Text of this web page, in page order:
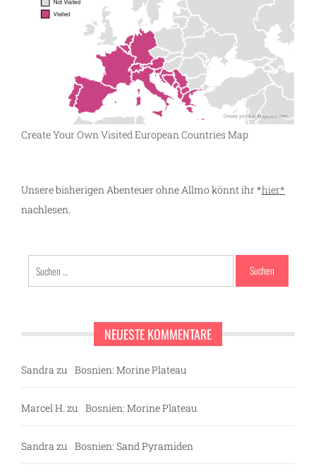
Create Your Own Visited European Countries Map
Unsere bisherigen Abenteuer ohne Allmo könnt ihr *hier*
nachlesen.
nach:
NEUESTE KOMMENTARE
Sandra zu Bosnien: Morine Plateau
Marcel H. zu Bosnien: Morine Plateau
Sandra zu Bosnien: Sand Pyramiden